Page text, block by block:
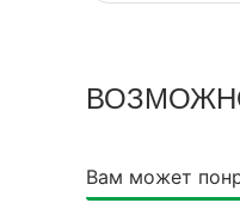
Вам может